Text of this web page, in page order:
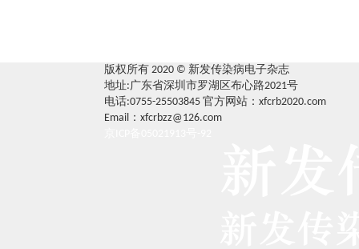
版权所有 2020 © 新发传染病电子杂志
地址:广东省深圳市罗湖区布心路2021号
电话:0755-25503845 官方网站：xfcrb2020.com
Email：xfcrbzz@126.com